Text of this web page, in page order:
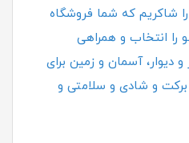
شاکریم که شما فروشگاه
را انتخاب و همراهی
و دیوار، آسمان و زمین برای
برکت و شادی و سلامتی و